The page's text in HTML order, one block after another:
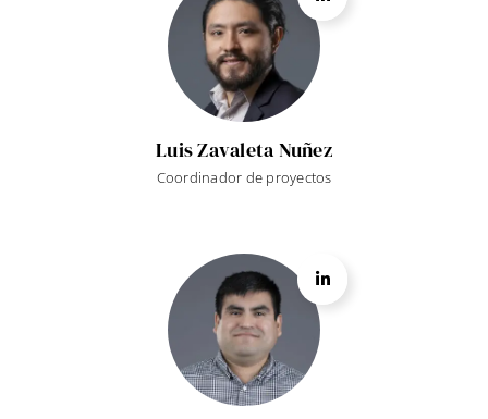
Luis Zavaleta Nuñez
Coordinador de proyectos